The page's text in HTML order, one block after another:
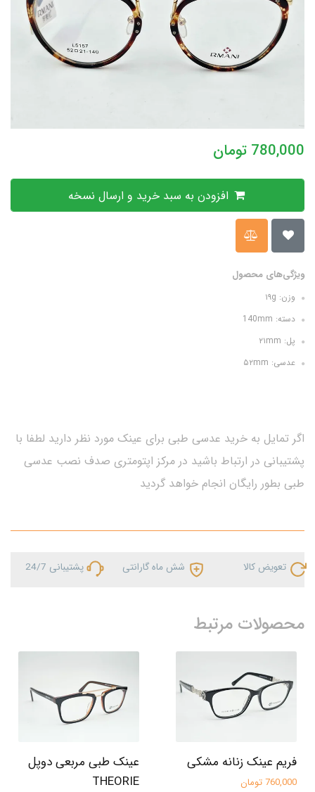
780,000 تومان
ویژگی‌های محصول
وزن: ۱۹g
دسته: 140mm
پل: ۲۱mm
عدسی: ۵۲mm
اگر تمایل به خرید عدسی طبی برای عینک مورد نظر دارید لطفا با
پشتیبانی در ارتباط باشید در مرکز اپتومتری صدف نصب عدسی
طبی بطور رایگان انجام خواهد گردید
تعویض کالا شش ماه گارانتی پشتیبانی 24/7
محصولات مرتبط
فریم عینک زنانه مشکی
760,000 تومان
عینک طبی مربعی دوپل
THEORIE